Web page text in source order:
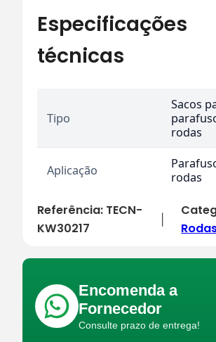
Especificações
técnicas
Tipo
Sacos
rodas
Aplicação
rodas
Referência: TECN-
KW30217
Encomenda a
Fornecedor
Consulte prazo de entrega!